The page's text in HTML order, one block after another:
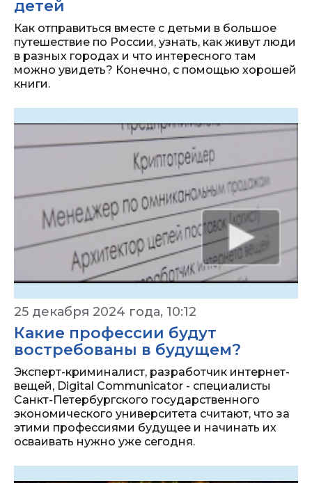
детей
Как отправиться вместе с детьми в большое
путешествие по России, узнать, как живут люди
в разных городах и что интересного там
можно увидеть? Конечно, с помощью хорошей
книги.
25 декабря 2024 года, 10:12
Какие профессии будут
востребованы в будущем?
Эксперт-криминалист, разработчик интернет-
вещей, Digital Communicator - специалисты
Санкт-Петербургского государственного
экономического университета считают, что за
этими профессиями будущее и начинать их
осваивать нужно уже сегодня.